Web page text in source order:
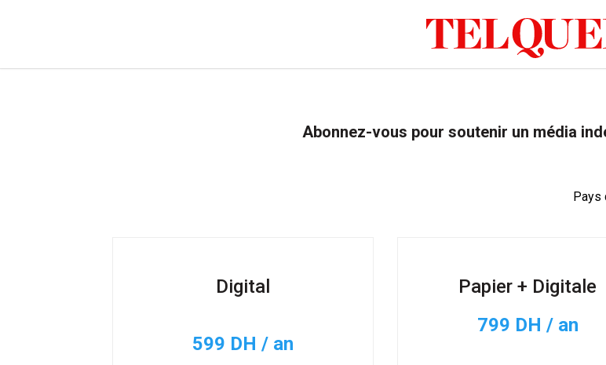
Abonnez-vous pour soutenir un média
Pays
Digital
599 DH / an
Papier + Digitale
799 DH / an